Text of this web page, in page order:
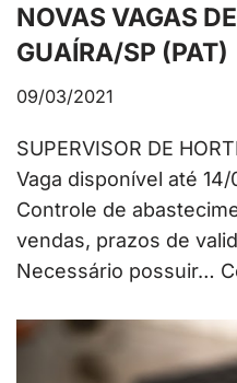
NOVAS VAGAS
GUAÍRA/SP (PAT)
09/03/2021
SUPERVISOR DE
Vaga disponível até
Controle de
vendas, prazos de
Necessário possuir…